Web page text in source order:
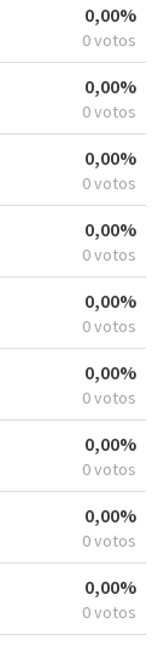
0,00%
0 votos
0,00%
0 votos
0,00%
0 votos
0,00%
0 votos
0,00%
0 votos
0,00%
0 votos
0,00%
0 votos
0,00%
0 votos
0,00%
0 votos